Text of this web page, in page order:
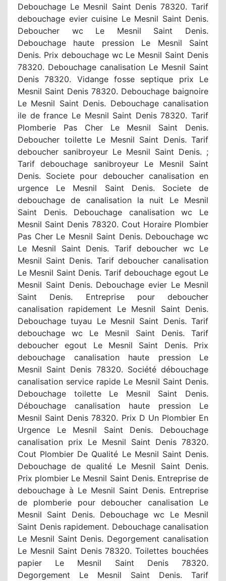
Debouchage Le Mesnil Saint Denis 78320. Tarif
debouchage evier cuisine Le Mesnil Saint Denis.
Deboucher wc Le Mesnil Saint Denis.
Debouchage haute pression Le Mesnil Saint
Denis. Prix debouchage wc Le Mesnil Saint Denis
78320. Debouchage canalisation Le Mesnil Saint
Denis 78320. Vidange fosse septique prix Le
Mesnil Saint Denis 78320. Debouchage baignoire
Le Mesnil Saint Denis. Debouchage canalisation
ile de france Le Mesnil Saint Denis 78320. Tarif
Plomberie Pas Cher Le Mesnil Saint Denis.
Deboucher toilette Le Mesnil Saint Denis. Tarif
deboucher sanibroyeur Le Mesnil Saint Denis. ;
Tarif debouchage sanibroyeur Le Mesnil Saint
Denis. Societe pour deboucher canalisation en
urgence Le Mesnil Saint Denis. Societe de
debouchage de canalisation la nuit Le Mesnil
Saint Denis. Debouchage canalisation wc Le
Mesnil Saint Denis 78320. Cout Horaire Plombier
Pas Cher Le Mesnil Saint Denis. Debouchage wc
Le Mesnil Saint Denis. Tarif deboucher wc Le
Mesnil Saint Denis. Tarif deboucher canalisation
Le Mesnil Saint Denis. Tarif debouchage egout Le
Mesnil Saint Denis. Debouchage evier Le Mesnil
Saint Denis. Entreprise pour deboucher
canalisation rapidement Le Mesnil Saint Denis.
Debouchage tuyau Le Mesnil Saint Denis. Tarif
debouchage wc Le Mesnil Saint Denis. Tarif
deboucher egout Le Mesnil Saint Denis. Prix
debouchage canalisation haute pression Le
Mesnil Saint Denis 78320. Société débouchage
canalisation service rapide Le Mesnil Saint Denis.
Debouchage toilette Le Mesnil Saint Denis.
Débouchage canalisation haute pression Le
Mesnil Saint Denis 78320. Prix D Un Plombier En
Urgence Le Mesnil Saint Denis. Debouchage
canalisation prix Le Mesnil Saint Denis 78320.
Cout Plombier De Qualité Le Mesnil Saint Denis.
Debouchage de qualité Le Mesnil Saint Denis.
Prix plombier Le Mesnil Saint Denis. Entreprise de
debouchage à Le Mesnil Saint Denis. Entreprise
de plomberie pour deboucher canalisation Le
Mesnil Saint Denis. Debouchage wc Le Mesnil
Saint Denis rapidement. Debouchage canalisation
Le Mesnil Saint Denis. Degorgement canalisation
Le Mesnil Saint Denis 78320. Toilettes bouchées
papier Le Mesnil Saint Denis 78320.
Degorgement Le Mesnil Saint Denis. Tarif